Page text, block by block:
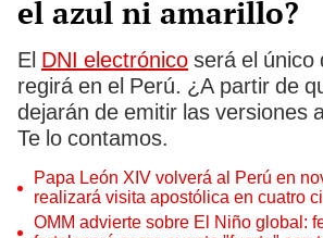
el azul ni amarillo?
El DNI electrónico será el único
regirá en el Perú. ¿A partir de
dejarán de emitir las versiones
Te lo contamos.
Papa León XIV volverá al Perú en
realizará visita apostólica en cuatro
OMM advierte sobre El Niño global: